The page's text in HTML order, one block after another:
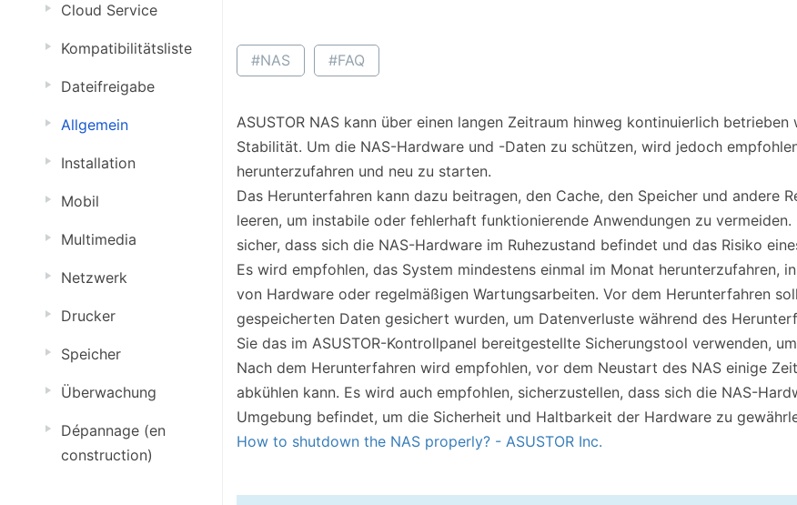
Cloud Service
Kompatibilitätsliste
Dateifreigabe
Allgemein
Installation
Mobil
Multimedia
Netzwerk
Drucker
Speicher
Überwachung
Dépannage (en
construction)
#NAS #FAQ
ASUSTOR NAS kann über einen langen Zeitraum hinweg kontinuierlich
Stabilität. Um die NAS-Hardware und -Daten zu schützen, wird jedoch
herunterzufahren und neu zu starten.
Das Herunterfahren kann dazu beitragen, den Cache, den Speicher und andere
leeren, um instabile oder fehlerhaft funktionierende Anwendungen zu
sicher, dass sich die NAS-Hardware im Ruhezustand befindet und das Risiko
Es wird empfohlen, das System mindestens einmal im Monat herunterzufahren,
von Hardware oder regelmäßigen Wartungsarbeiten. Vor dem Herunterfahren
gespeicherten Daten gesichert wurden, um Datenverluste während des
Sie das im ASUSTOR-Kontrollpanel bereitgestellte Sicherungstool verwenden,
Nach dem Herunterfahren wird empfohlen, vor dem Neustart des NAS einige
abkühlen kann. Es wird auch empfohlen, sicherzustellen, dass sich die NAS-
Umgebung befindet, um die Sicherheit und Haltbarkeit der Hardware zu
How to shutdown the NAS properly? - ASUSTOR Inc.